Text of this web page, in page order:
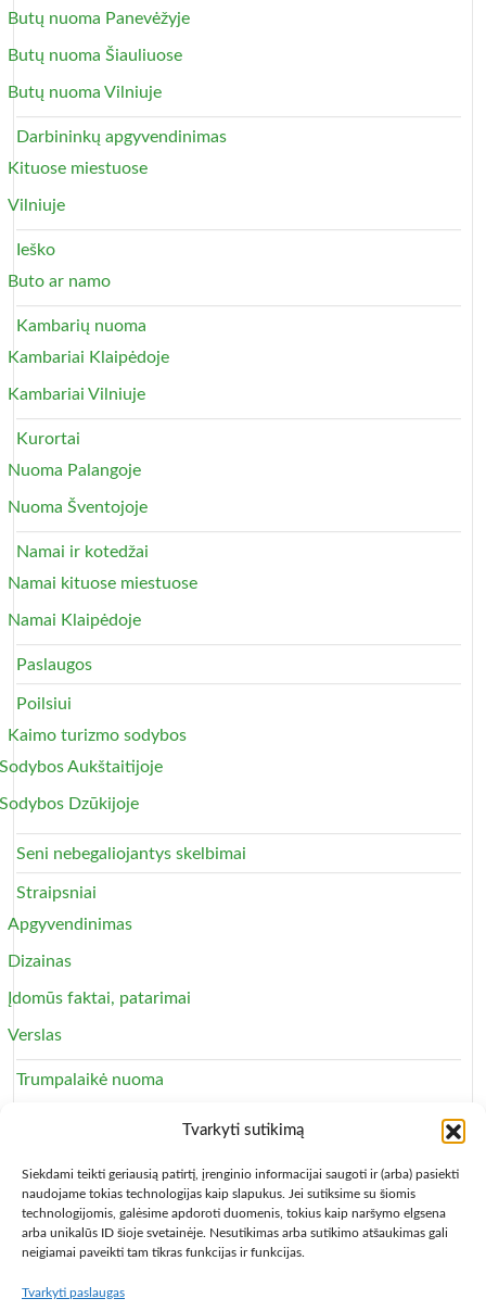
Tvarkyti sutikimą
Siekdami teikti geriausią patirtį, įrenginio informacijai saugoti ir (arba) pasiekti
naudojame tokias technologijas kaip slapukus. Jei sutiksime su šiomis
technologijomis, galėsime apdoroti duomenis, tokius kaip naršymo elgsena
arba unikalūs ID šioje svetainėje. Nesutikimas arba sutikimo atšaukimas gali
neigiamai paveikti tam tikras funkcijas ir funkcijas.
Tvarkyti paslaugas
Butų nuoma Panevėžyje
Butų nuoma Šiauliuose
Butų nuoma Vilniuje
Darbininkų apgyvendinimas
Kituose miestuose
Vilniuje
Ieško
Buto ar namo
Kambarių nuoma
Kambariai Klaipėdoje
Kambariai Vilniuje
Kurortai
Nuoma Palangoje
Nuoma Šventojoje
Namai ir kotedžai
Namai kituose miestuose
Namai Klaipėdoje
Paslaugos
Poilsiui
Kaimo turizmo sodybos
Sodybos Aukštaitijoje
Sodybos Dzūkijoje
Seni nebegaliojantys skelbimai
Straipsniai
Apgyvendinimas
Dizainas
Įdomūs faktai, patarimai
Verslas
Trumpalaikė nuoma
Copyright © 2013 – 2026